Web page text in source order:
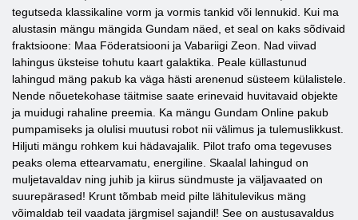
tegutseda klassikaline vorm ja vormis tankid või lennukid. Kui ma
alustasin mängu mängida Gundam näed, et seal on kaks sõdivaid
fraktsioone: Maa Föderatsiooni ja Vabariigi Zeon. Nad viivad
lahingus üksteise tohutu kaart galaktika. Peale küllastunud
lahingud mäng pakub ka väga hästi arenenud süsteem külalistele.
Nende nõuetekohase täitmise saate erinevaid huvitavaid objekte
ja muidugi rahaline preemia. Ka mängu Gundam Online pakub
pumpamiseks ja olulisi muutusi robot nii välimus ja tulemuslikkust.
Hiljuti mängu rohkem kui hädavajalik. Pilot trafo oma tegevuses
peaks olema ettearvamatu, energiline. Skaalal lahingud on
muljetavaldav ning juhib ja kiirus sündmuste ja väljavaated on
suurepärased! Krunt tõmbab meid pilte lähitulevikus mäng
võimaldab teil vaadata järgmisel sajandil! See on austusavaldus